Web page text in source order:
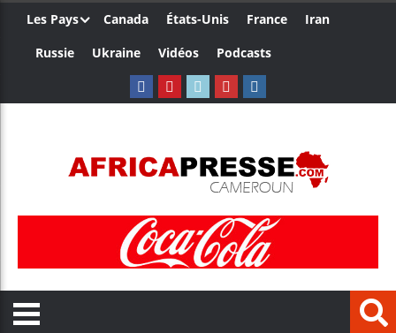
Les Pays Canada États-Unis France
Iran
Russie
Ukraine Vidéos Podcasts